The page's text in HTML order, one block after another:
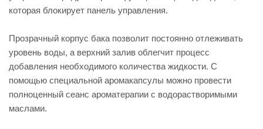
которая блокирует панель управления.
Прозрачный корпус бака позволит постоянно отлеживать
уровень воды, а верхний залив облегчит процесс
добавления необходимого количества жидкости. С
помощью специальной аромакапсулы можно провести
полноценный сеанс ароматерапии с водорастворимыми
маслами.